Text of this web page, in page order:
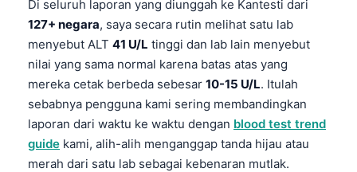
Di seluruh laporan yang diunggah ke Kantesti dari
127+ negara, saya secara rutin melihat satu lab
menyebut ALT 41 U/L tinggi dan lab lain menyebut
nilai yang sama normal karena batas atas yang
mereka cetak berbeda sebesar 10-15 U/L. Itulah
sebabnya pengguna kami sering membandingkan
laporan dari waktu ke waktu dengan blood test trend
guide kami, alih-alih menganggap tanda hijau atau
merah dari satu lab sebagai kebenaran mutlak.